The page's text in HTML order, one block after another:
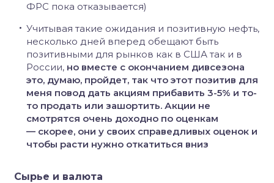
ФРС пока отказывается)
Учитывая такие ожидания и позитивную нефть,
несколько дней вперед обещают быть
позитивными для рынков как в США так и в
России, но вместе с окончанием дивсезона
это, думаю, пройдет, так что этот позитив для
меня повод дать акциям прибавить 3-5% и то-
то продать или зашортить. Акции не
смотрятся очень доходно по оценкам
— скорее, они у своих справедливых оценок и
чтобы расти нужно откатиться вниз
Сырье и валюта